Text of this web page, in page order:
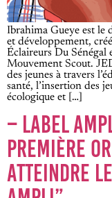
Ibrahima Gueye est le
et développement,
Éclaireurs Du Sénégal
Mouvement Scout.
des jeunes à travers
santé, l’insertion des
écologique et […]
– LABEL
PREMIÈRE
ATTEINDRE